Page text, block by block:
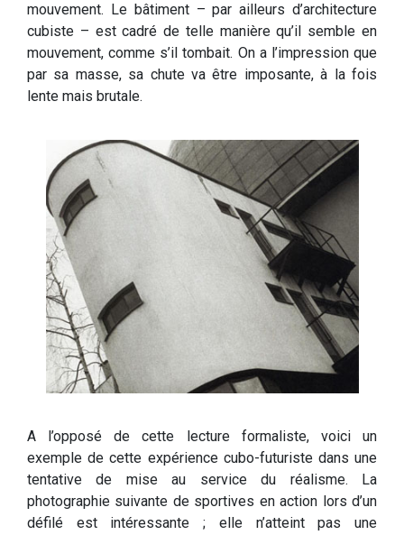
mouvement. Le bâtiment – par ailleurs d’architecture
cubiste – est cadré de telle manière qu’il semble en
mouvement, comme s’il tombait. On a l’impression que
par sa masse, sa chute va être imposante, à la fois
lente mais brutale.
A l’opposé de cette lecture formaliste, voici un
exemple de cette expérience cubo-futuriste dans une
tentative de mise au service du réalisme. La
photographie suivante de sportives en action lors d’un
défilé est intéressante ; elle n’atteint pas une